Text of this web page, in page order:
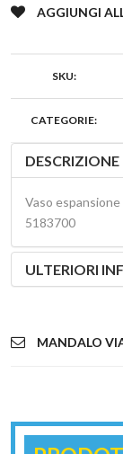
AGGIUNGI
SKU:
CATEGORIE:
DESCRIZIONE
Vaso
5183700
ULTERIORI
MANDALO